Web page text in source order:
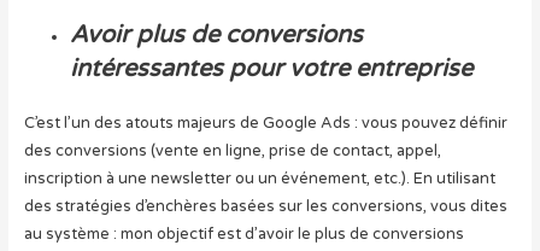
Avoir plus de conversions
intéressantes pour votre entreprise
C’est l’un des atouts majeurs de Google Ads : vous pouvez définir
des conversions (vente en ligne, prise de contact, appel,
inscription à une newsletter ou un événement, etc.). En utilisant
des stratégies d’enchères basées sur les conversions, vous dites
au système : mon objectif est d’avoir le plus de conversions